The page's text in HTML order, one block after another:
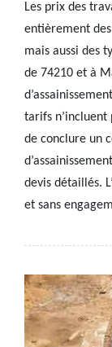
Les prix des
entièrement
mais aussi des
de 74210 et à
tarifs n’incluent
de conclure un
devis détaillés.
et sans